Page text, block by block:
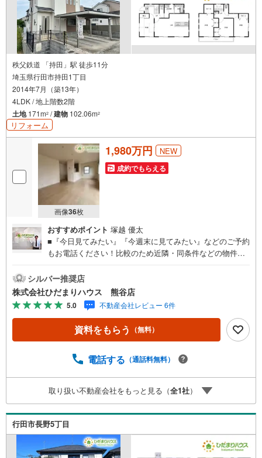
秩父鉄道 「持田」駅 徒歩11分
埼玉県行田市持田1丁目
2014年7月（築13年）
4LDK / 地上階数2階
土地171m2 /建物 102.06m2
リフォーム
画像36枚
1,980万円 NEW
成約でもらえる
おすすめポイント 塚越 優太
■『今日見てみたい』『今週末に見てみたい』などのご予約
もお電話ください！比較のため近隣・同条件などの物件も
大変ご好評をいただいております！ ■難しいイメージのあ
る住宅ローンは、経験のあるスタッフが丁寧にお手伝いし
ますのでご安心ください！お客様に1番の住宅ローンをご提
案いたします！■住宅ローンについて教えて欲しい■ローン
が組めるかどうか事前審査のみも受付中です！■ご希望条件
が決まっていないお客様も大歓迎です！マイホーム探し
の住宅購入できます！ ■他社様でご紹介されている物件も
紹介可能！■お忙しいときは現地待合せ＆現地解散できま
す。■平日のご見学希望大歓迎です！ ■住宅ローンアドバイ
ザーが銀行手続きをお手伝い致します。店内にはキッズス
ペースがあり、お子様連れのお客様もおうち探し・ご相談
に集中していただけます☆ お子様に『またひだまりハウス
に行きたい！』と言って貰えるようなお店です■新規物件・
価格変更の情報がとてもスピーディーです。
シルバー推奨店
株式会社ひだまりハウス 熊谷店
5.0 不動産会社レビュー 6件
資料をもらう （無料）
電話する （通話料無料）
取り扱い不動産会社をもっと見る（全1社）
行田市長野5丁目